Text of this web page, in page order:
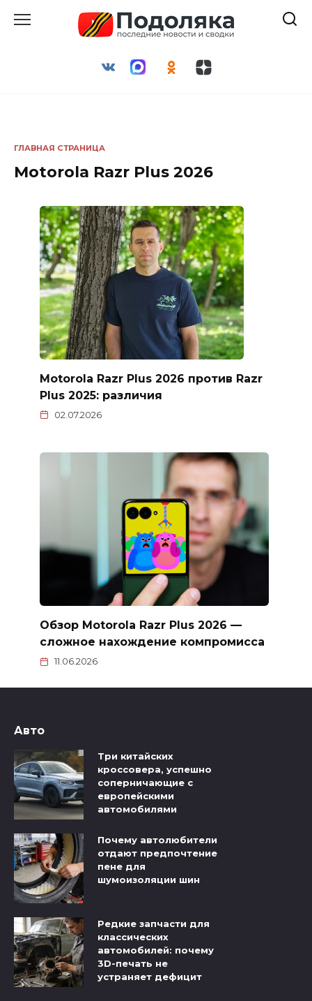
ГЛАВНАЯ СТРАНИЦА
Motorola Razr Plus 2026
Motorola Razr Plus 2026 против Razr
Plus 2025: различия
02.07.2026
Обзор Motorola Razr Plus 2026 —
сложное нахождение компромисса
11.06.2026
Авто
Три китайских
кроссовера, успешно
соперничающие с
европейскими
автомобилями
Почему автолюбители
отдают предпочтение
пене для
шумоизоляции шин
Редкие запчасти для
классических
автомобилей: почему
3D-печать не
устраняет дефицит